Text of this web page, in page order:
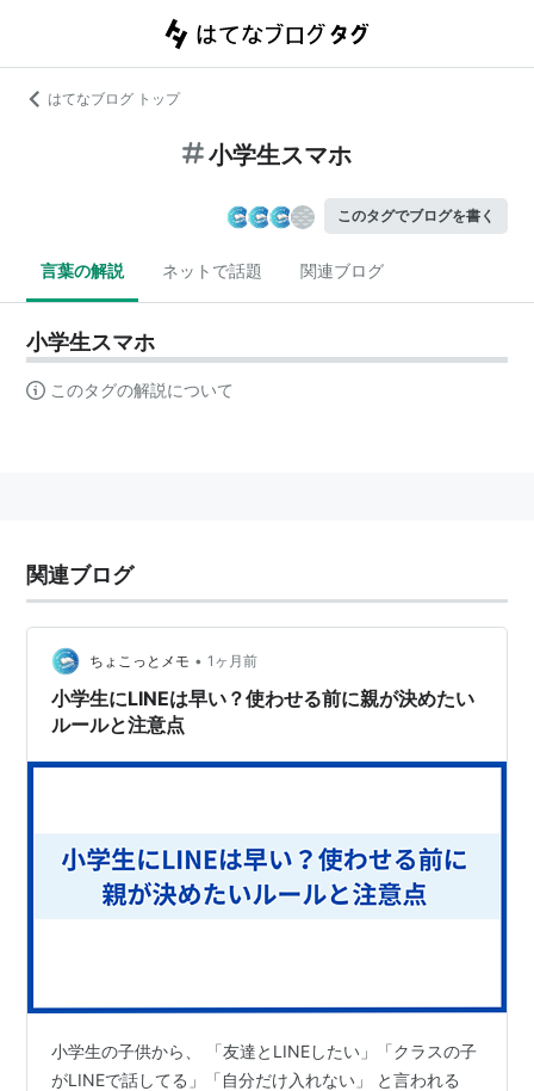
はてなブログ トップ
小学生スマホ
このタグでブログを書く
言葉の解説 ネットで話題 関連ブログ
小学生スマホ
このタグの解説について
関連ブログ
ちょこっとメモ • 1ヶ月前
小学生にLINEは早い？使わせる前に親が決めたい
ルールと注意点
小学生の子供から、 「友達とLINEしたい」「クラスの子
がLINEで話してる」「自分だけ入れない」 と言われる